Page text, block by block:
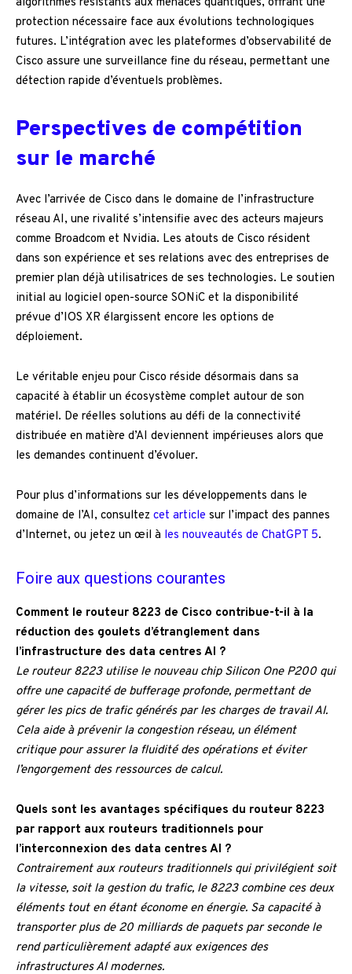
protection nécessaire face aux évolutions technologiques
futures. L’intégration avec les plateformes d’observabilité de
Cisco assure une surveillance fine du réseau, permettant une
détection rapide d’éventuels problèmes.
Perspectives de compétition
sur le marché
Avec l’arrivée de Cisco dans le domaine de l’infrastructure
réseau AI, une rivalité s’intensifie avec des acteurs majeurs
comme Broadcom et Nvidia. Les atouts de Cisco résident
dans son expérience et ses relations avec des entreprises de
premier plan déjà utilisatrices de ses technologies. Le soutien
initial au logiciel open-source SONiC et la disponibilité
prévue d’IOS XR élargissent encore les options de
déploiement.
Le véritable enjeu pour Cisco réside désormais dans sa
capacité à établir un écosystème complet autour de son
matériel. De réelles solutions au défi de la connectivité
distribuée en matière d’AI deviennent impérieuses alors que
les demandes continuent d’évoluer.
Pour plus d’informations sur les développements dans le
domaine de l’AI, consultez cet article sur l’impact des pannes
d’Internet, ou jetez un œil à les nouveautés de ChatGPT 5.
Foire aux questions courantes
Comment le routeur 8223 de Cisco contribue-t-il à la
réduction des goulets d’étranglement dans
l’infrastructure des data centres AI ?
Le routeur 8223 utilise le nouveau chip Silicon One P200 qui
offre une capacité de bufferage profonde, permettant de
gérer les pics de trafic générés par les charges de travail AI.
Cela aide à prévenir la congestion réseau, un élément
critique pour assurer la fluidité des opérations et éviter
l’engorgement des ressources de calcul.
Quels sont les avantages spécifiques du routeur 8223
par rapport aux routeurs traditionnels pour
l’interconnexion des data centres AI ?
Contrairement aux routeurs traditionnels qui privilégient soit
la vitesse, soit la gestion du trafic, le 8223 combine ces deux
éléments tout en étant économe en énergie. Sa capacité à
transporter plus de 20 milliards de paquets par seconde le
rend particulièrement adapté aux exigences des
infrastructures AI modernes.